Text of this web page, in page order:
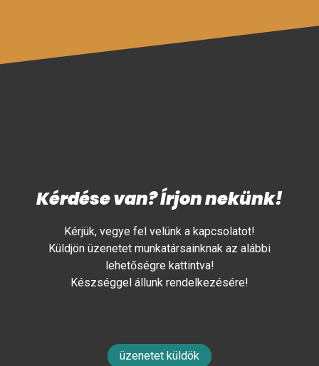
Kérdése van? Írjon nekünk!
Kérjük, vegye fel velünk a kapcsolatot!
Küldjön üzenetet munkatársainknak az alábbi
lehetőségre kattintva!
Készséggel állunk rendelkezésére!
üzenetet küldök